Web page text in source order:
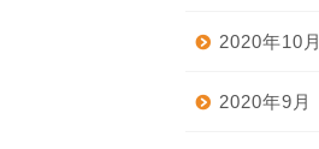
2020年10月
2020年9月